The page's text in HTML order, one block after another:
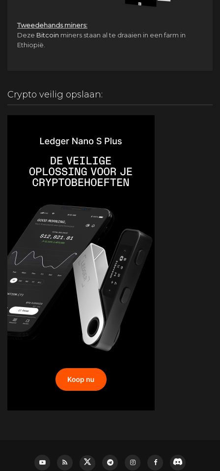
Tweedehands miners:
Deze Bitcoin miners staan al te draaien in een farm in
Ethiopië.
Crypto veilig opslaan: